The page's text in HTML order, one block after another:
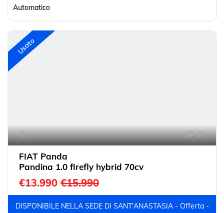
Automatico
Usato
17
FIAT Panda
Pandina 1.0 firefly hybrid 70cv
€13.990 €15.990
DISPONIBILE NELLA SEDE DI SANT'ANASTASIA - Offerta -